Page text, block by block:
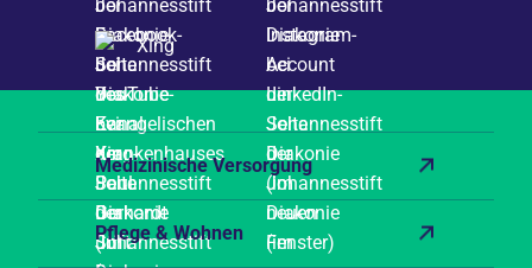
Xing
Medizinische Versorgung
Pflege & Wohnen